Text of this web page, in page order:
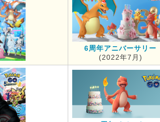
6周年アニバーサリー
(2022年7月)